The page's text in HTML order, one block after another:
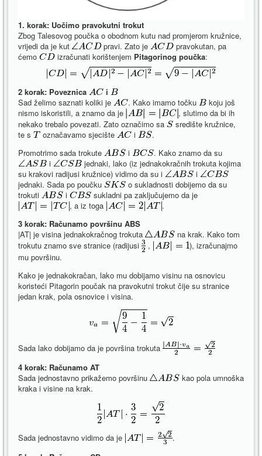
1. korak: Uočimo pravokutni trokut
Zbog Talesovog poučka o obodnom kutu nad promjerom kružnice,
vrijedi da je kut
pravi. Zato je
pravokutan, pa
ćemo
izračunati korištenjem Pitagorinog poučka:
2 korak: Poveznica
i
Sad želimo saznati koliki je
. Kako imamo točku
koju još
nismo iskoristili, a znamo da je
, slutimo da bi ih
nekako trebalo povezati. Zato označimo sa
središte kružnice,
te s
označavamo sjecište i
.
Promotrimo sada trokute
i
. Kako znamo da su
i
jednaki, lako (iz jednakokračnih trokuta kojima
su krakovi radijusi kružnice) vidimo da su i
i
jednaki. Sada po poučku
o sukladnosti dobijemo da su
trokuti
i
sukladni pa zaključujemo da je
, a iz toga
.
3 korak: Računamo površinu ABS
|AT| je visina jednakokračnog trokuta
na krak. Kako tom
trokutu znamo sve stranice (radijusi
,
), izračunajmo
mu površinu.
Kako je jednakokračan, lako mu dobijamo visinu na osnovicu
koristeći Pitagorin poučak na pravokutni trokut čije su stranice
jedan krak, pola osnovice i visina.
Sada lako dobijamo da je površina trokuta
4 korak: Računamo AT
Sada jednostavno prikažemo površinu
kao pola umnoška
kraka i visine na krak.
Sada jednostavno vidimo da je
.